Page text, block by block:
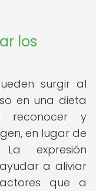
los
surgir al
en una dieta
reconocer y
en lugar de
expresión
a aliviar
que a